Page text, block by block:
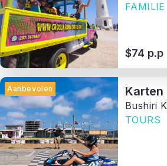
$74 p.p
Aanbevolen Karten
Bushiri
TOURS